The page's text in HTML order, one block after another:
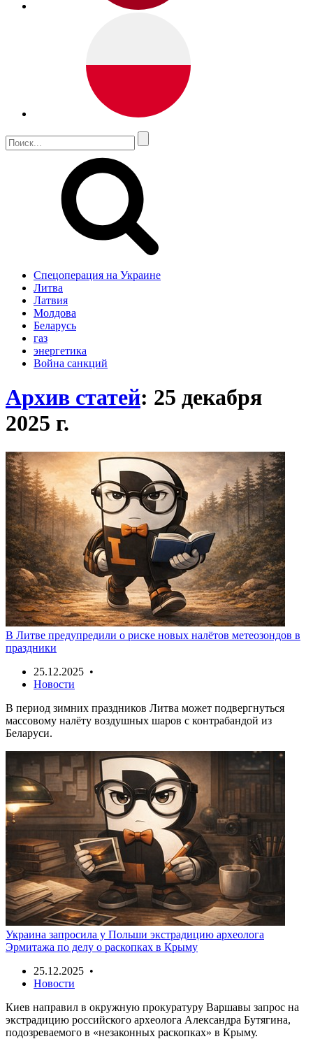
Спецоперация на Украине
Литва
Латвия
Молдова
Беларусь
газ
энергетика
Война санкций
Архив статей: 25 декабря
2025 г.
В Литве предупредили о риске новых налётов метеозондов в
праздники
25.12.2025 •
Новости
В период зимних праздников Литва может подвергнуться
массовому налёту воздушных шаров с контрабандой из
Беларуси.
Украина запросила у Польши экстрадицию археолога
Эрмитажа по делу о раскопках в Крыму
25.12.2025 •
Новости
Киев направил в окружную прокуратуру Варшавы запрос на
экстрадицию российского археолога Александра Бутягина,
подозреваемого в «незаконных раскопках» в Крыму.